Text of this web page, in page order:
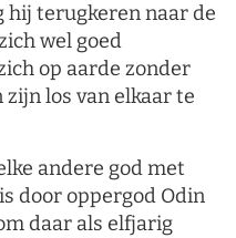
hij terugkeren naar de
wel goed
op aarde zonder
los van elkaar te
andere god met
door oppergod Odin
daar als elfjarig